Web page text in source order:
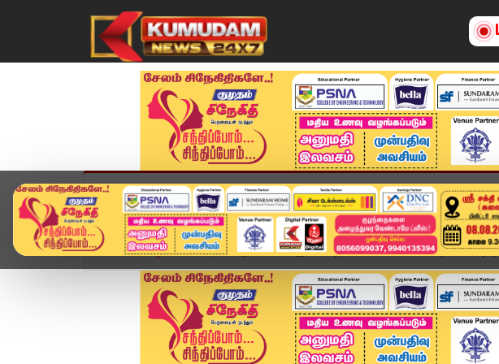
முகப்பு விளையாட்டு அண்மை தமிழ்நாடு சினிமா
Home வீடியோ ஸ்டோரி தவெகவில் இணையும் செங்கோட்டையன்? | TVK Vijay